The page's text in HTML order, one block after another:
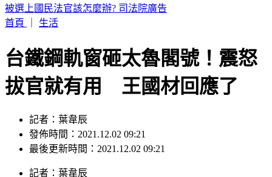
IU無預警召喚前男友 韓網替「她」心疼：很不舒服
首頁
生活
台鐵鋼軌窗砸太魯閣號！震怒
拔官就有用 王國材回應了
記者：葉韋辰
發佈時間：2021.12.02 09:21
最後更新時間：2021.12.02 09:21
記者 ： 葉韋辰